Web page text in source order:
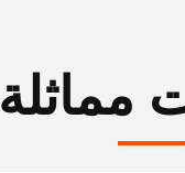
مماثلة